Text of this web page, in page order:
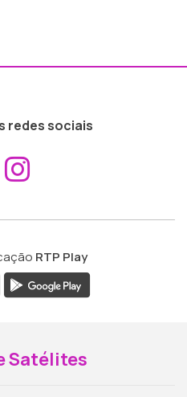
redes sociais
Aceder ao
RTP Play
Satélites